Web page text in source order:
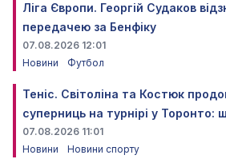
Ліга Європи. Георгій Судаков
передачею за Бенфіку
07.08.2026 12:01
Новини
Футбол
Теніс. Світоліна та Костюк
суперниць на турнірі у Торонто:
07.08.2026 11:01
Новини
Новини спорту